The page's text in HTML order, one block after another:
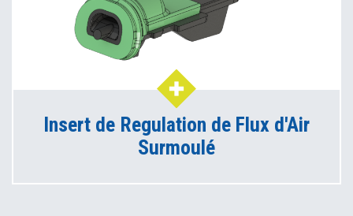
Insert de Regulation de Flux d'Air
Surmoulé